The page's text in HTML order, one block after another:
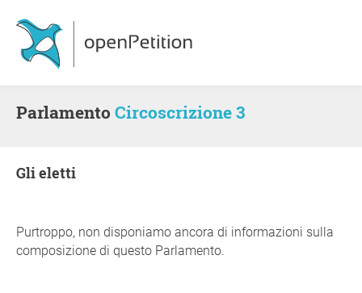
Parlamento Circoscrizione 3
gli eletti
Purtroppo, non disponiamo ancora di informazioni sulla
composizione di questo Parlamento.